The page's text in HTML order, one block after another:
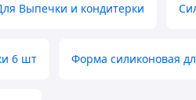
Выпечки и кондитерки
6 шт Форма силиконовая